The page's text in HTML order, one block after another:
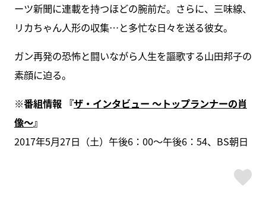
ーツ新聞に連載を持つほどの腕前だ。さらに、三味線、
リカちゃん人形の収集…と多忙な日々を送る彼女。
ガン再発の恐怖と闘いながら人生を謳歌する山田邦子の
素顔に迫る。
※番組情報 『ザ・インタビュー ～トップランナーの肖
像～』
2017年5月27日（土）午後6：00～午後6：54、BS朝日